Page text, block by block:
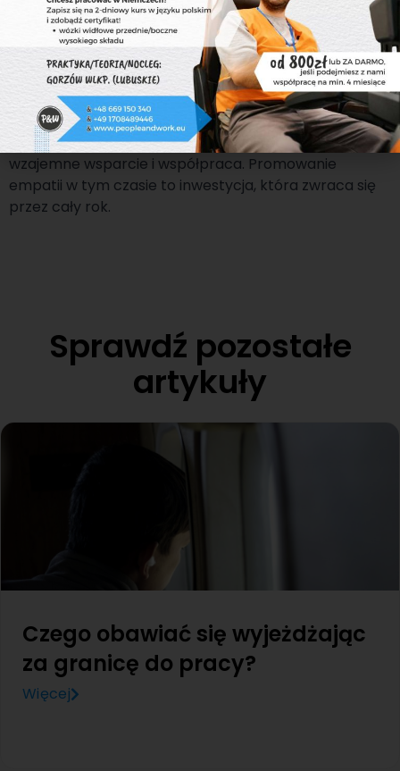
także szansą na wzmocnienie wartości, które powinny
być obecne przez cały rok.
Wielkanoc w firmie to coś więcej niż koszyczki i kartki
świąteczne. To moment, w którym można zatrzymać
się na chwilę i spojrzeć na organizację przez pryzmat
tego, co naprawdę się liczy: relacje międzyludzkie,
wzajemne wsparcie i współpraca. Promowanie
empatii w tym czasie to inwestycja, która zwraca się
przez cały rok.
Sprawdź pozostałe
artykuły
Czego obawiać się wyjeżdżając
za granicę do pracy?
Więcej